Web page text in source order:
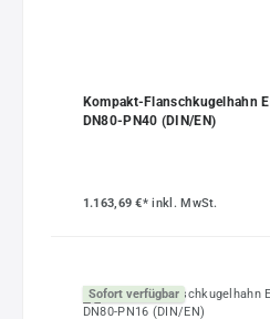
Kompakt-Flanschkugelhahn
DN80-PN40 (DIN/EN)
1.163,69 €*inkl. MwSt.
Sofort verfügbar